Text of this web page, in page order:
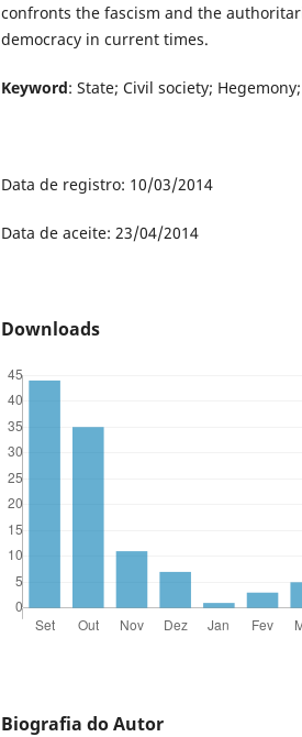
confronts the fascism and the
democracy in current times.
Keyword: State; Civil society;
Data de registro: 10/03/2014
Data de aceite: 23/04/2014
Downloads
Biografia do Autor